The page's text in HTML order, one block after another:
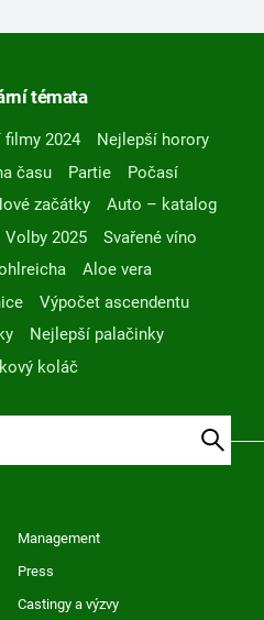
témata
filmy 2024
Nejlepší horory
času Partie
Počasí
začátky
Auto – katalog
Volby 2025
Svařené víno
Aloe vera
Výpočet ascendentu
Nejlepší palačinky
koláč
Management
Press
Castingy a výzvy